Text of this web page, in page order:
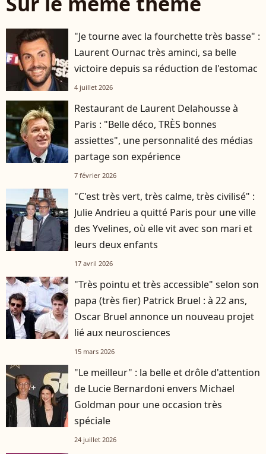
"Je tourne avec la fourchette très basse" :
Laurent Ournac très aminci, sa belle
victoire depuis sa réduction de l'estomac
4 juillet 2026
Restaurant de Laurent Delahousse à
Paris : "Belle déco, TRÈS bonnes
assiettes", une personnalité des médias
partage son expérience
7 février 2026
"C'est très vert, très calme, très civilisé" :
Julie Andrieu a quitté Paris pour une ville
des Yvelines, où elle vit avec son mari et
leurs deux enfants
17 avril 2026
"Très pointu et très accessible" selon son
papa (très fier) Patrick Bruel : à 22 ans,
Oscar Bruel annonce un nouveau projet
lié aux neurosciences
15 mars 2026
"Le meilleur" : la belle et drôle d'attention
de Lucie Bernardoni envers Michael
Goldman pour une occasion très
spéciale
24 juillet 2026